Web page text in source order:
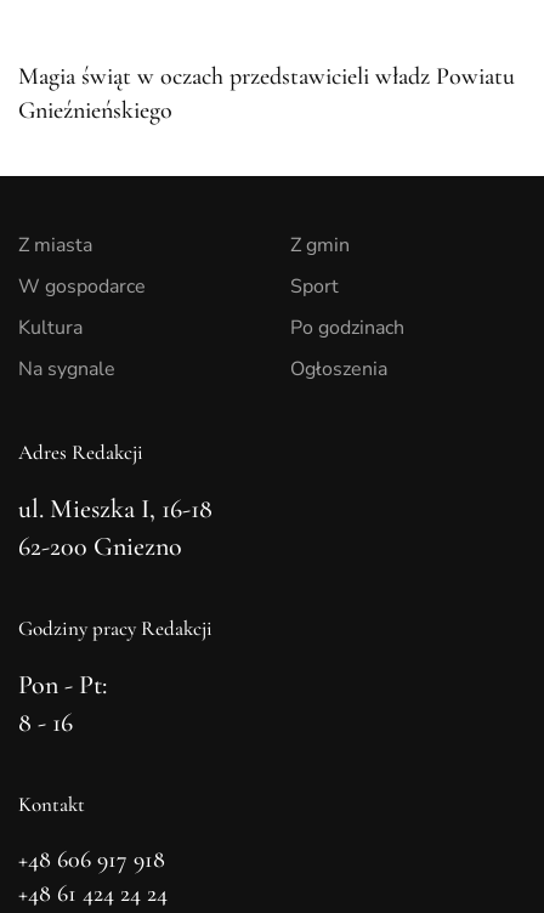
Magia świąt w oczach przedstawicieli władz Powiatu
Gnieźnieńskiego
Z miasta
W gospodarce
Kultura
Na sygnale
Z gmin
Sport
Po godzinach
Ogłoszenia
Adres Redakcji
ul. Mieszka I, 16-18
62-200 Gniezno
Godziny pracy Redakcji
Pon - Pt:
8 - 16
Kontakt
+48 606 917 918
+48 61 424 24 24